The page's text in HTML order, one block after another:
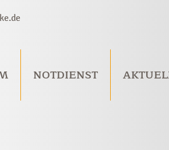
NOTDIENST